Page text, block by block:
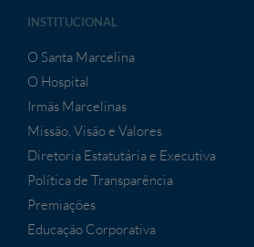
INSTITUCIONAL
O Santa Marcelina
O Hospital
Irmãs Marcelinas
Missão, Visão e Valores
Diretoria Estatutária e Executiva
Política de Transparência
Premiações
Educação Corporativa